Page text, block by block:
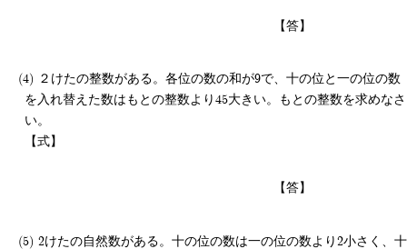
【答】
２けたの整数がある。各位の数の和が9で、十の位と一の位の数
を入れ替えた数はもとの整数より45大きい。もとの整数を求めなさ
い。
【式】
【答】
2けたの自然数がある。十の位の数は一の位の数より2小さく、十